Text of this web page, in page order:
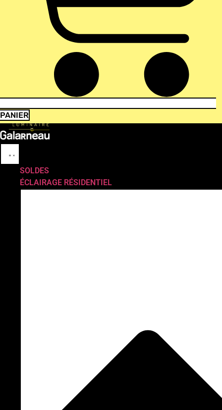
PANIER
SOLDES
ÉCLAIRAGE RÉSIDENTIEL